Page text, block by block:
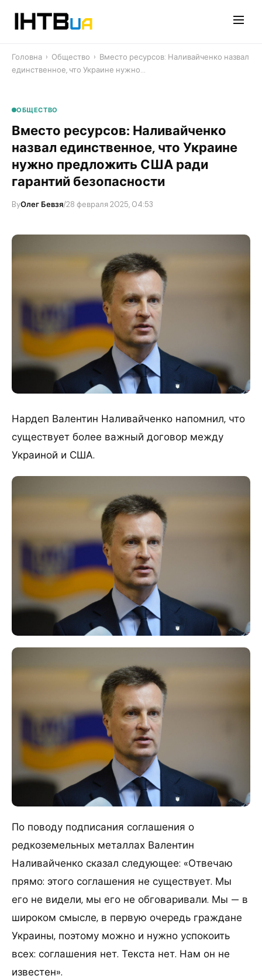
Головна › Общество › Вместо ресурсов: Наливайченко назвал
единственное, что Украине нужно…
ОБЩЕСТВО
Вместо ресурсов: Наливайченко
назвал единственное, что Украине
нужно предложить США ради
гарантий безопасности
ByОлег Бевзя/28 февраля 2025, 04:53
Нардеп Валентин Наливайченко напомнил, что
существует более важный договор между
Украиной и США.
По поводу подписания соглашения о
редкоземельных металлах Валентин
Наливайченко сказал следующее: «Отвечаю
прямо: этого соглашения не существует. Мы
его не видели, мы его не обговаривали. Мы — в
широком смысле, в первую очередь граждане
Украины, поэтому можно и нужно успокоить
всех: соглашения нет. Текста нет. Нам он не
известен».